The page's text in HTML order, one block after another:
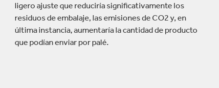
ligero ajuste que reduciría significativamente los
residuos de embalaje, las emisiones de CO2 y, en
última instancia, aumentaría la cantidad de producto
que podían enviar por palé.